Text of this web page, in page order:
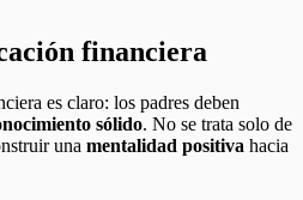
financiera
es claro: los padres deben
sólido. No se trata solo de
una mentalidad positiva hacia